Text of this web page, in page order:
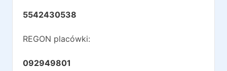
5542430538
REGON placówki:
092949801